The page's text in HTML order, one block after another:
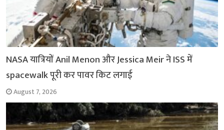
NASA यात्रियों Anil Menon और Jessica Meir ने ISS में
spacewalk पूरी कर पावर किट लगाई
August 7, 2026